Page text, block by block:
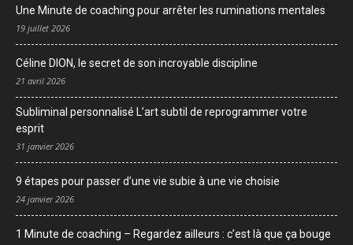
Une Minute de coaching pour arrêter les ruminations mentales
19 juillet 2026
Céline DION, le secret de son incroyable discipline
21 avril 2026
Subliminal personnalisé L’art subtil de reprogrammer votre
esprit
31 janvier 2026
9 étapes pour passer d’une vie subie à une vie choisie
24 janvier 2026
1 Minute de coaching – Regardez ailleurs : c’est là que ça bouge